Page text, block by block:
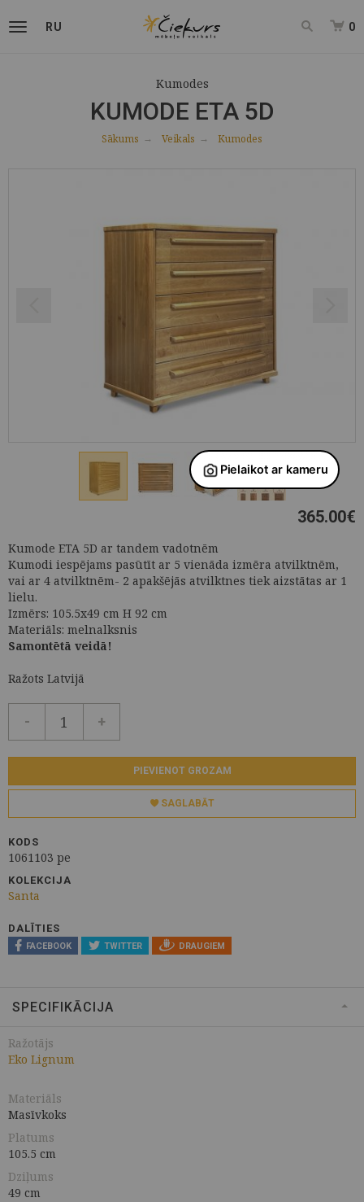
RU 0
Kumodes
KUMODE ETA 5D
Sākums Veikals Kumodes
365.00€
Kumode ETA 5D ar tandem vadotnēm
Kumodi iespējams pasūtīt ar 5 vienāda izmēra atvilktnēm,
vai ar 4 atvilktnēm- 2 apakšējās atvilktnes tiek aizstātas ar 1
lielu.
Izmērs: 105.5x49 cm H 92 cm
Materiāls: melnalksnis
Samontētā veidā!
Ražots Latvijā
- +
PIEVIENOT GROZAM
SAGLABĀT
KODS
1061103 pe
KOLEKCIJA
Santa
DALĪTIES
FACEBOOK TWITTER DRAUGIEM
SPECIFIKĀCIJA
Ražotājs
Eko Lignum
Materiāls
Masīvkoks
Platums
105.5 cm
Dziļums
49 cm